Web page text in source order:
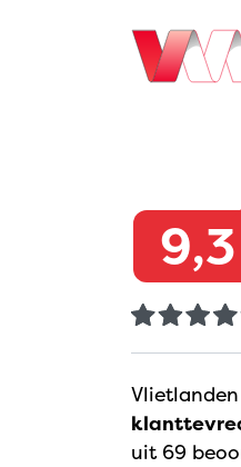
Navigation
9,3
uit 69